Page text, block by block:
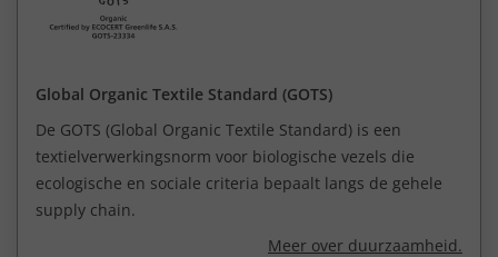
Global Organic Textile Standard (GOTS)
De GOTS (Global Organic Textile Standard) is een
textielverwerkingsnorm voor biologische vezels die
ecologische en sociale criteria bepaalt langs de gehele
supply chain.
Meer over duurzaamheid.